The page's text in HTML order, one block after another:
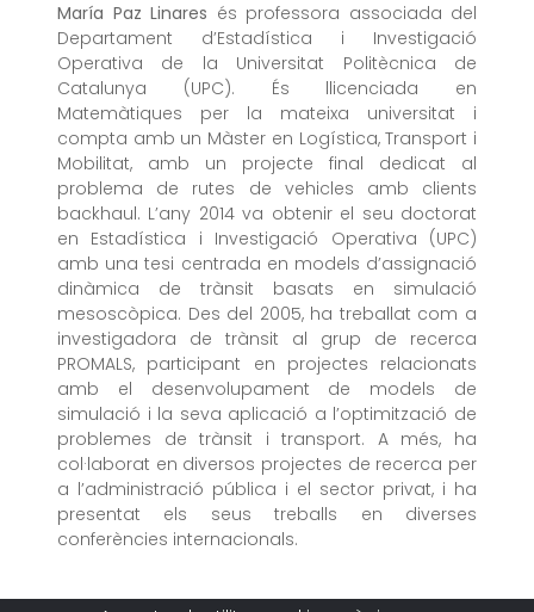
María Paz Linares és professora associada del
Departament d’Estadística i Investigació
Operativa de la Universitat Politècnica de
Catalunya (UPC). És llicenciada en
Matemàtiques per la mateixa universitat i
compta amb un Màster en Logística, Transport i
Mobilitat, amb un projecte final dedicat al
problema de rutes de vehicles amb clients
backhaul. L’any 2014 va obtenir el seu doctorat
en Estadística i Investigació Operativa (UPC)
amb una tesi centrada en models d’assignació
dinàmica de trànsit basats en simulació
mesoscòpica. Des del 2005, ha treballat com a
investigadora de trànsit al grup de recerca
PROMALS, participant en projectes relacionats
amb el desenvolupament de models de
simulació i la seva aplicació a l’optimització de
problemes de trànsit i transport. A més, ha
col·laborat en diversos projectes de recerca per
a l’administració pública i el sector privat, i ha
presentat els seus treballs en diverses
conferències internacionals.